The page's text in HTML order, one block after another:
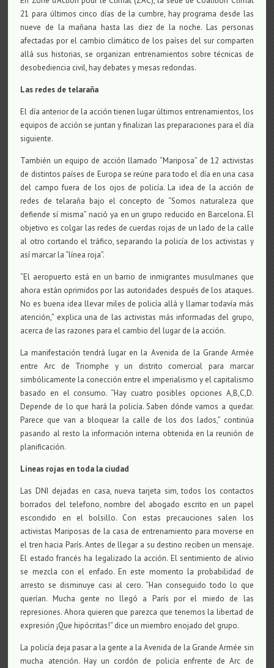
21 para últimos cinco días de la cumbre, hay programa desde las
nueve de la mañana hasta las diez de la noche. Las personas
afectadas por el cambio climático de los países del sur comparten
allá sus historias, se organizan entrenamientos sobre técnicas de
desobediencia civil, hay debates y mesas redondas.
Las redes de telaraña
El día anterior de la acción tienen lugar últimos entrenamientos, los
equipos de acción se juntan y finalizan las preparaciones para el día
siguiente.
También un equipo de acción llamado “Mariposa” de 12 activistas
de distintos países de Europa se reúne para todo el día en una casa
del campo fuera de los ojos de policía. La idea de la acción de
redes de telaraña bajo el concepto de “Somos naturaleza que
defiende sí misma” nació ya en un grupo reducido en Barcelona. El
objetivo es colgar las redes de cuerdas rojas de un lado de la calle
al otro cortando el tráfico, separando la policía de los activistas y
así marcar la “línea roja”.
“El aeropuerto está en un barrio de inmigrantes musulmanes que
ahora están oprimidos por las autoridades después de los ataques.
No es buena idea llevar miles de policía allá y llamar todavía más
atención,” explica una de las activistas más informadas del grupo,
acerca de las razones para el cambio del lugar de la acción.
La manifestación tendrá lugar en la Avenida de la Grande Armée
entre Arc de Triomphe y un distrito comercial para marcar
simbólicamente la conección entre el imperialismo y el capitalismo
basado en el consumo. “Hay cuatro posibles opciones A,B,C,D.
Depende de lo que hará la policía. Saben dónde vamos a quedar.
Parece que van a bloquear la calle de los dos lados,” continúa
pasando al resto la información interna obtenida en la reunión de
planificación.
Líneas rojas en toda la ciudad
Las DNI dejadas en casa, nueva tarjeta sim, todos los contactos
borrados del telefono, nombre del abogado escrito en un papel
escondido en el bolsillo. Con estas precauciones salen los
activistas Mariposas de la casa de entrenamiento para moverse en
el tren hacia París. Antes de llegar a su destino reciben un mensaje.
El estado francés ha legalizado la acción. El sentimiento de alivio
se mezcla con el enfado. En este momento la probabilidad de
arresto se disminuye casi al cero. “Han conseguido todo lo que
querían. Mucha gente no llegó a París por el miedo de las
represiones. Ahora quieren que parezca que tenemos la libertad de
expresión ¡Que hipócritas!” dice un miembro enojado del grupo.
La policía deja pasar a la gente a la Avenida de la Grande Armée sin
mucha atención. Hay un cordón de policía enfrente de Arc de